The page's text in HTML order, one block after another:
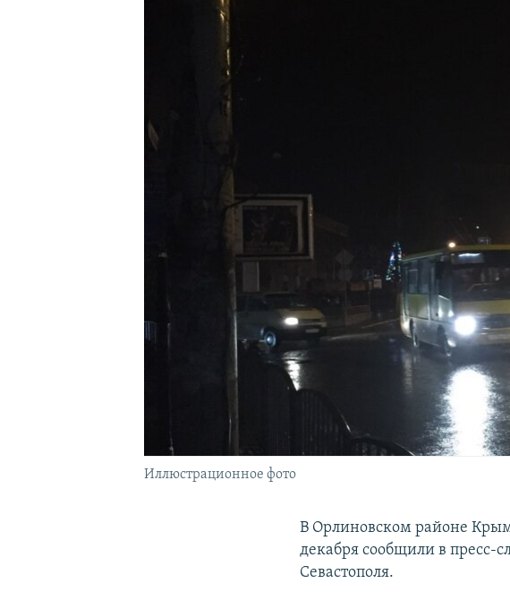
Иллюстрационное фото
В Орлиновском районе
декабря сообщили в пресс-
Севастополя.